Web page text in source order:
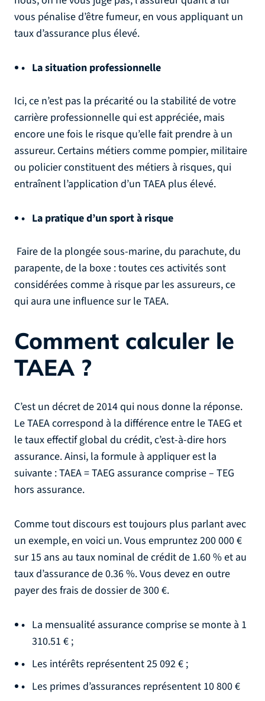
vous pénalise d’être fumeur, en vous appliquant un
taux d’assurance plus élevé.
La situation professionnelle
Ici, ce n’est pas la précarité ou la stabilité de votre
carrière professionnelle qui est appréciée, mais
encore une fois le risque qu’elle fait prendre à un
assureur. Certains métiers comme pompier, militaire
ou policier constituent des métiers à risques, qui
entraînent l’application d’un TAEA plus élevé.
La pratique d’un sport à risque
Faire de la plongée sous-marine, du parachute, du
parapente, de la boxe : toutes ces activités sont
considérées comme à risque par les assureurs, ce
qui aura une influence sur le TAEA.
Comment calculer le
TAEA ?
C’est un décret de 2014 qui nous donne la réponse.
Le TAEA correspond à la différence entre le TAEG et
le taux effectif global du crédit, c’est-à-dire hors
assurance. Ainsi, la formule à appliquer est la
suivante : TAEA = TAEG assurance comprise – TEG
hors assurance.
Comme tout discours est toujours plus parlant avec
un exemple, en voici un. Vous empruntez 200 000 €
sur 15 ans au taux nominal de crédit de 1.60 % et au
taux d’assurance de 0.36 %. Vous devez en outre
payer des frais de dossier de 300 €.
La mensualité assurance comprise se monte à 1
310.51 € ;
Les intérêts représentent 25 092 € ;
Les primes d’assurances représentent 10 800 €